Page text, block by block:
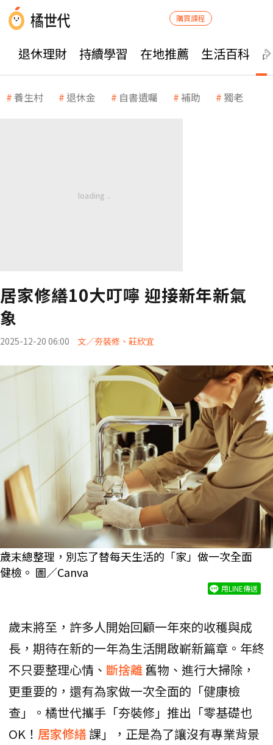
購買課程
退休理財 持續學習 在地推薦 生活百科
養生村 退休金 自書遺囑 補助 獨老
居家修繕10大叮嚀 迎接新年新氣
象
2025-12-20 06:00 文／夯裝修、莊欣宜
歲末總整理，別忘了替每天生活的「家」做一次全面
健檢。 圖／Canva
用LINE傳送
歲末將至，許多人開始回顧一年來的收穫與成
長，期待在新的一年為生活開啟嶄新篇章。年終
不只要整理心情、 斷捨離舊物、進行大掃除，
更重要的，還有為家做一次全面的「健康檢
查」。橘世代攜手「夯裝修」推出「零基礎也
OK！ 居家修繕課」，正是為了讓沒有專業背景